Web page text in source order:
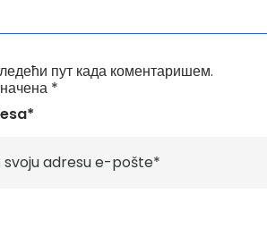
*
пут када коментаришем.